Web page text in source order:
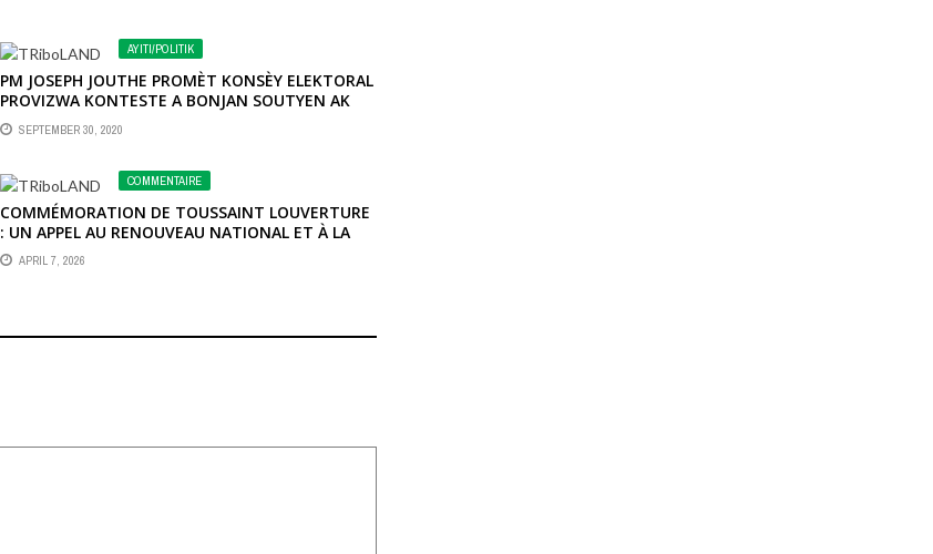
AYITI/POLITIK
PM JOSEPH JOUTHE PROMÈT KONSÈY ELEKTORAL
PROVIZWA KONTESTE A BONJAN SOUTYEN AK
GRESE SERE
SEPTEMBER 30, 2020
COMMENTAIRE
COMMÉMORATION DE TOUSSAINT LOUVERTURE
: UN APPEL AU RENOUVEAU NATIONAL ET À LA
RESPONSABILITÉ COLLECTIVE
APRIL 7, 2026